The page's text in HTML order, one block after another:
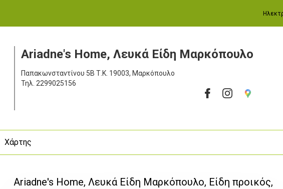
Ariadne's Home, Λευκά Είδη Μαρκόπουλο
Παπακωνσταντίνου 5Β Τ.Κ. 19003, Μαρκόπουλο
Τηλ. 2299025156
Χάρτης
Ariadne's Home, Λευκά Είδη Μαρκόπουλο, Είδη προικός,